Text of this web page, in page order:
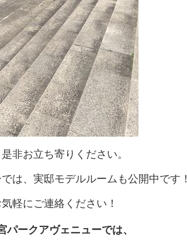
非お立ち寄りください。
は、実邸モデルルームも公開中です！
軽にご連絡ください！
ークアヴェニューでは、